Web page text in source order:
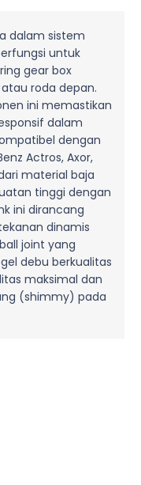
dalam sistem
untuk
gear box
roda depan.
ini memastikan
dalam
dengan
Actros, Axor,
material baja
tinggi dengan
ini dirancang
dinamis
joint yang
debu berkualitas
maksimal dan
(shimmy) pada